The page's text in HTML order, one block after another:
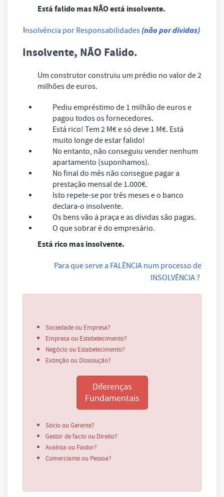
Está falido mas NÃO está insolvente.
Insolvência por Responsabilidades (não por dívidas)
Insolvente, NÃO Falido.
Um construtor construiu um prédio no valor de 2
milhões de euros.
Pediu empréstimo de 1 milhão de euros e
pagou todos os fornecedores.
Está rico! Tem 2 M€ e só deve 1 M€. Está
muito longe de estar falido!
No entanto, não conseguiu vender nenhum
apartamento (suponhamos).
No final do mês não consegue pagar a
prestação mensal de 1.000€.
Isto repete-se por três meses e o banco
declara-o insolvente.
Os bens vão à praça e as dívidas são pagas.
O que sobrar é do empresário.
Está rico mas insolvente.
Para que serve a FALÊNCIA num processo de
INSOLVÊNCIA ?
Sociedade ou Empresa?
Empresa ou Estabelecimento?
Negócio ou Estabelecimento?
Extinção ou Dissolução?
Diferenças
Fundamentais
Sócio ou Gerente?
Gestor de facto ou Direito?
Avalista ou Fiador?
Comerciante ou Pessoa?